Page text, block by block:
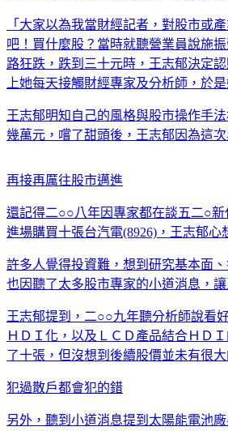
「大家以為我當財經記者，對股市或
吧！買什麼股？當時就聽營業員說施
路狂跌，跌到三十元時，王志郁決定
上她每天接觸財經專家及分析師，於
王志郁明知自己的風格與股市操作手
幾萬元，嚐了甜頭後，王志郁因為這
再接再厲往股市邁進
還記得二○○八年因專家都在談五二○
進場購買十張台汽電(8926)，王志郁
許多人覺得投資難，想到研究基本面
也因聽了太多股市專家的小道消息，
王志郁提到，二○○九年聽分析師說看
ＨＤＩ化，以及ＬＣＤ產品結合ＨＤ
了十張，但沒想到後續股價並未有很
犯過散戶都會犯的錯
另外，聽到小道消息提到太陽能電池